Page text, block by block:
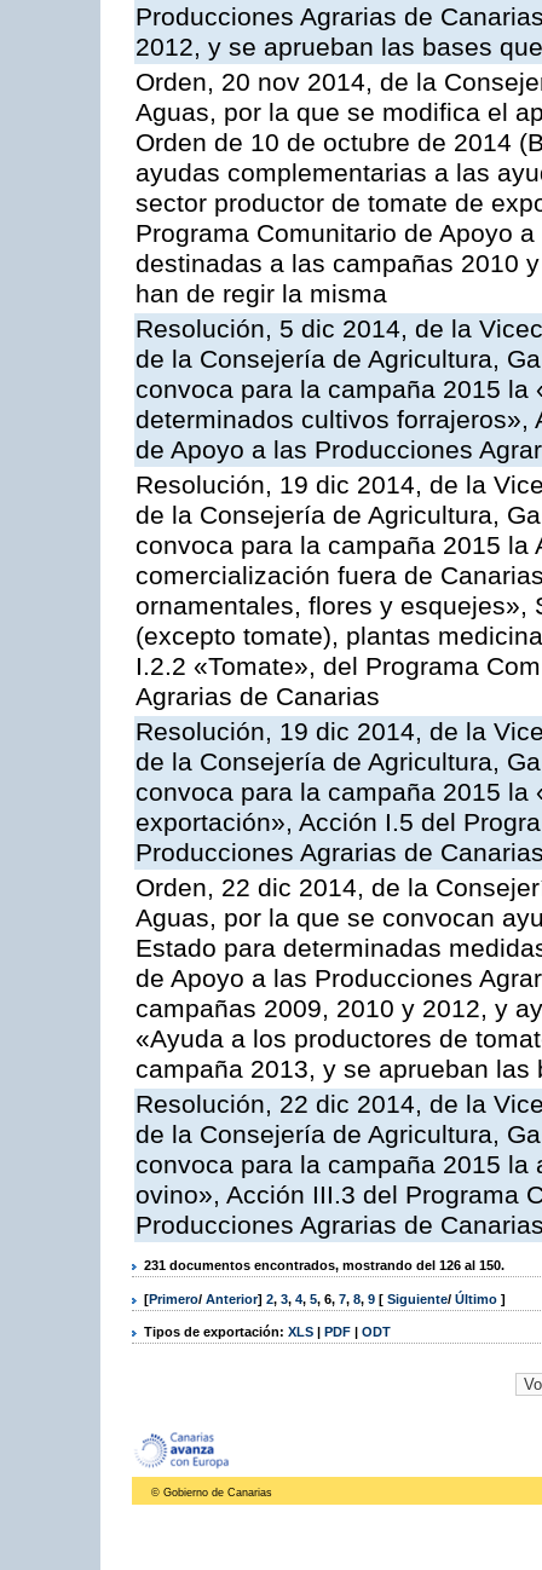
Producciones Agrarias de
2012, y se aprueban las bases
Orden, 20 nov 2014, de la
Aguas, por la que se modifica el
Orden de 10 de octubre de 2014
ayudas complementarias a las
sector productor de tomate de
Programa Comunitario de Apoyo
destinadas a las campañas 2010
han de regir la misma
Resolución, 5 dic 2014, de la
de la Consejería de Agricultura,
convoca para la campaña 2015 la
determinados cultivos forrajeros»,
de Apoyo a las Producciones
Resolución, 19 dic 2014, de la
de la Consejería de Agricultura,
convoca para la campaña 2015 la
comercialización fuera de
ornamentales, flores y esquejes»,
(excepto tomate), plantas
I.2.2 «Tomate», del Programa
Agrarias de Canarias
Resolución, 19 dic 2014, de la
de la Consejería de Agricultura,
convoca para la campaña 2015
exportación», Acción I.5 del
Producciones Agrarias de
Orden, 22 dic 2014, de la
Aguas, por la que se convocan
Estado para determinadas
de Apoyo a las Producciones
campañas 2009, 2010 y 2012, y
«Ayuda a los productores de
campaña 2013, y se aprueban
Resolución, 22 dic 2014, de la
de la Consejería de Agricultura,
convoca para la campaña 2015
ovino», Acción III.3 del Programa
Producciones Agrarias de
231 documentos encontrados, mostrando del 126 al 150.
[Primero/ Anterior] 2, 3, 4, 5, 6, 7, 8, 9 [ Siguiente/ Último ]
Tipos de exportación: XLS | PDF | ODT
© Gobierno de Canarias